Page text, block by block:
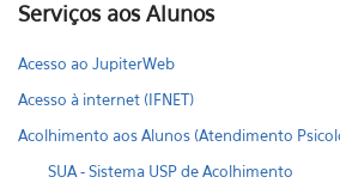
Serviços aos Alunos
Acesso ao JupiterWeb
Acesso à internet (IFNET)
Acolhimento aos Alunos (Atendimento
SUA - Sistema USP de Acolhimento